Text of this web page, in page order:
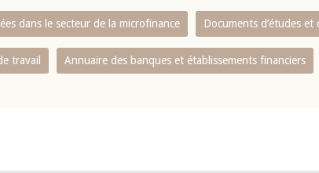
dans le secteur de la microfinance Documents d’études et
travail Annuaire des banques et établissements financiers